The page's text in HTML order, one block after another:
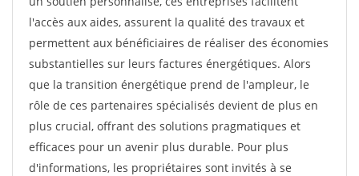
l'accès aux aides, assurent la qualité des travaux et
permettent aux bénéficiaires de réaliser des économies
substantielles sur leurs factures énergétiques. Alors
que la transition énergétique prend de l'ampleur, le
rôle de ces partenaires spécialisés devient de plus en
plus crucial, offrant des solutions pragmatiques et
efficaces pour un avenir plus durable. Pour plus
d'informations, les propriétaires sont invités à se